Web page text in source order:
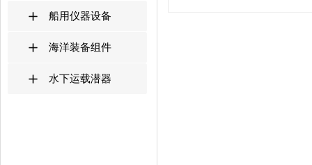
船用仪器设备
海洋装备组件
水下运载潜器